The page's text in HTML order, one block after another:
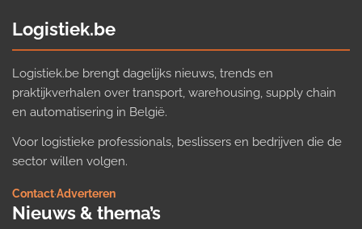
Logistiek.be
Logistiek.be brengt dagelijks nieuws, trends en
praktijkverhalen over transport, warehousing, supply chain
en automatisering in België.
Voor logistieke professionals, beslissers en bedrijven die de
sector willen volgen.
Contact·Adverteren
Nieuws & thema’s